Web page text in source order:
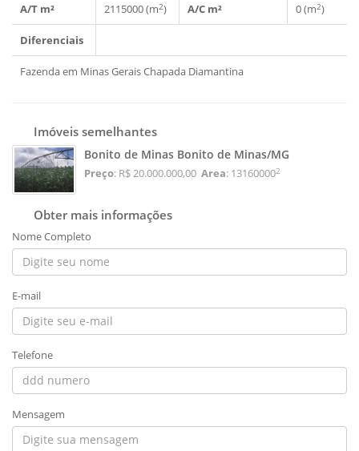
A/T m² 2115000 (m2) A/C m² 0 (m2)
Diferenciais
Fazenda em Minas Gerais Chapada Diamantina
Imóveis semelhantes
Bonito de Minas Bonito de Minas/MG
Preço: R$ 20.000.000,00 Area: 131600002
Obter mais informações
Nome Completo
E-mail
Telefone
Mensagem